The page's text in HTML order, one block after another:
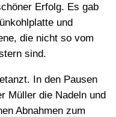
Erfolg. Es gab
und
die nicht so vom
sind.
In den Pausen
Müller die Nadeln und
Abnahmen zum